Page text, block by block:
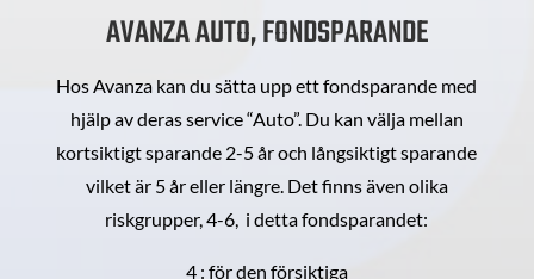
AVANZA AUTO, FONDSPARANDE
Hos Avanza kan du sätta upp ett fondsparande med
hjälp av deras service “Auto”. Du kan välja mellan
kortsiktigt sparande 2-5 år och långsiktigt sparande
vilket är 5 år eller längre. Det finns även olika
riskgrupper, 4-6, i detta fondsparandet:
4 : för den försiktiga